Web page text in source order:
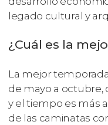
legado cultural y
¿Cuál es la
La mejor
de mayo a octubre,
y el tiempo es más
de las caminatas